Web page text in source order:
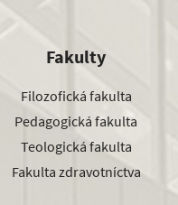
Fakulty
Filozofická fakulta
Pedagogická fakulta
Teologická fakulta
Fakulta zdravotníctva